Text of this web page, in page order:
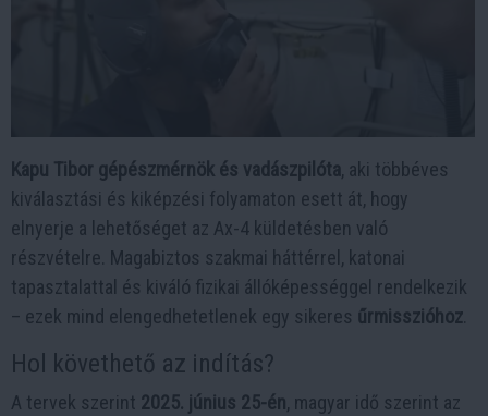
Kapu Tibor gépészmérnök és vadászpilóta, aki többéves
kiválasztási és kiképzési folyamaton esett át, hogy
elnyerje a lehetőséget az Ax-4 küldetésben való
részvételre. Magabiztos szakmai háttérrel, katonai
tapasztalattal és kiváló fizikai állóképességgel rendelkezik
– ezek mind elengedhetetlenek egy sikeres űrmisszióhoz
Hol követhető az indítás?
A tervek szerint 2025. június 25-én, magyar idő szerint az